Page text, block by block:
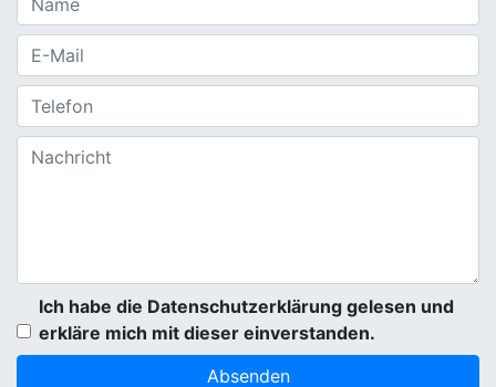
Ich habe die Datenschutzerklärung gelesen und
erkläre mich mit dieser einverstanden.